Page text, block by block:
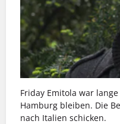
Friday Emitola war
Hamburg bleiben. Die
nach Italien schicken.